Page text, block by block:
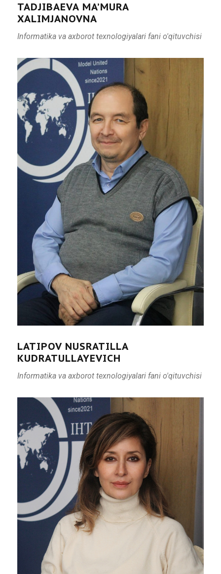
TADJIBAEVA MA’MURA
XALIMJANOVNA
Informatika va axborot texnologiyalari fani o'qituvchisi
LATIPOV NUSRATILLA
KUDRATULLAYEVICH
Informatika va axborot texnologiyalari fani o'qituvchisi